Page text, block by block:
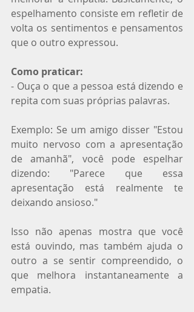
espelhamento consiste em refletir de
volta os sentimentos e pensamentos
que o outro expressou.
Como praticar:
- Ouça o que a pessoa está dizendo e
repita com suas próprias palavras.
Exemplo: Se um amigo disser "Estou
muito nervoso com a apresentação
de amanhã", você pode espelhar
dizendo: "Parece que essa
apresentação está realmente te
deixando ansioso."
Isso não apenas mostra que você
está ouvindo, mas também ajuda o
outro a se sentir compreendido, o
que melhora instantaneamente a
empatia.